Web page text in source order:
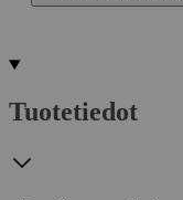
Tuotetiedot